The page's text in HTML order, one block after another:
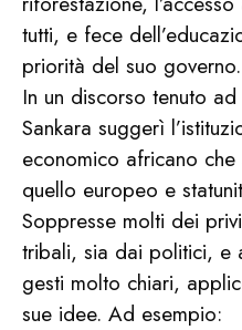
tutti, e fece
priorità del suo governo.
In un discorso tenuto
Sankara suggerì
economico africano
quello europeo e
Soppresse molti dei
tribali, sia dai politici, e
gesti molto chiari,
sue idee. Ad esempio: